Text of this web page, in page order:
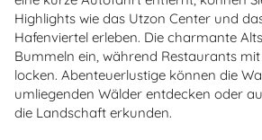
Highlights wie das Utzon Center und
Hafenviertel erleben. Die charmante
Bummeln ein, während Restaurants
locken. Abenteuerlustige können die
umliegenden Wälder entdecken oder
die Landschaft erkunden.